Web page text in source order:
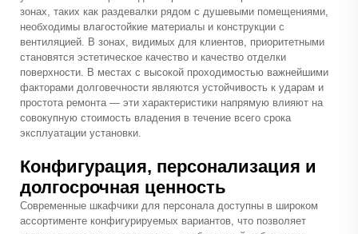
зонах, таких как раздевалки рядом с душевыми помещениями,
необходимы влагостойкие материалы и конструкции с
вентиляцией. В зонах, видимых для клиентов, приоритетными
становятся эстетическое качество и качество отделки
поверхности. В местах с высокой проходимостью важнейшими
факторами долговечности являются устойчивость к ударам и
простота ремонта — эти характеристики напрямую влияют на
совокупную стоимость владения в течение всего срока
эксплуатации установки.
Конфигурация, персонализация и
долгосрочная ценность
Современные шкафчики для персонала доступны в широком
ассортименте конфигурируемых вариантов, что позволяет